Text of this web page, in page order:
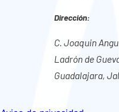
Dirección:
C. Joaquin
Ladrón de
Guadalajara,